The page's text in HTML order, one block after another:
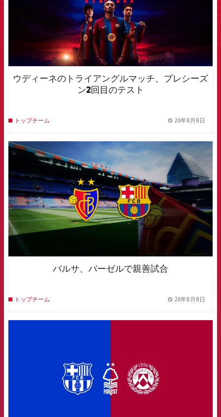
ウディーネのトライアングルマッチ、プレシーズ
ン2回目のテスト
トップチーム 26年8月8日
FCB Barcelona badge
バルサ、バーゼルで親善試合
トップチーム 26年8月8日